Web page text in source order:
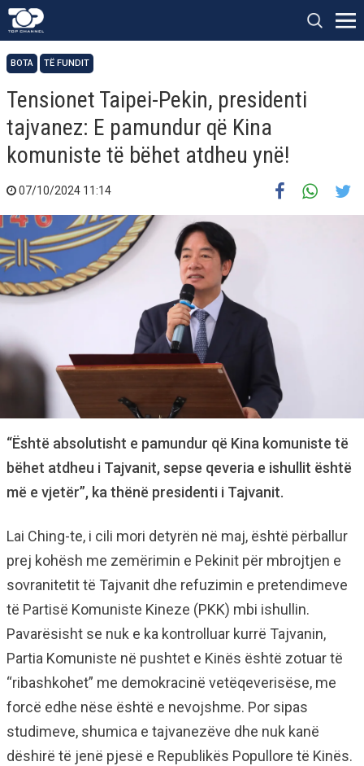
BOTA TË FUNDIT
Tensionet Taipei-Pekin, presidenti
tajvanez: E pamundur që Kina
komuniste të bëhet atdheu ynë!
07/10/2024 11:14
“Është absolutisht e pamundur që Kina komuniste të
bëhet atdheu i Tajvanit, sepse qeveria e ishullit është
më e vjetër”, ka thënë presidenti i Tajvanit.
Lai Ching-te, i cili mori detyrën në maj, është përballur
prej kohësh me zemërimin e Pekinit për mbrojtjen e
sovranitetit të Tajvanit dhe refuzimin e pretendimeve
të Partisë Komuniste Kineze (PKK) mbi ishullin.
Pavarësisht se nuk e ka kontrolluar kurrë Tajvanin,
Partia Komuniste në pushtet e Kinës është zotuar të
“ribashkohet” me demokracinë vetëqeverisëse, me
forcë edhe nëse është e nevojshme. Por sipas
studimeve, shumica e tajvanezëve dhe nuk kanë
dëshirë të jenë pjesë e Republikës Popullore të Kinës.